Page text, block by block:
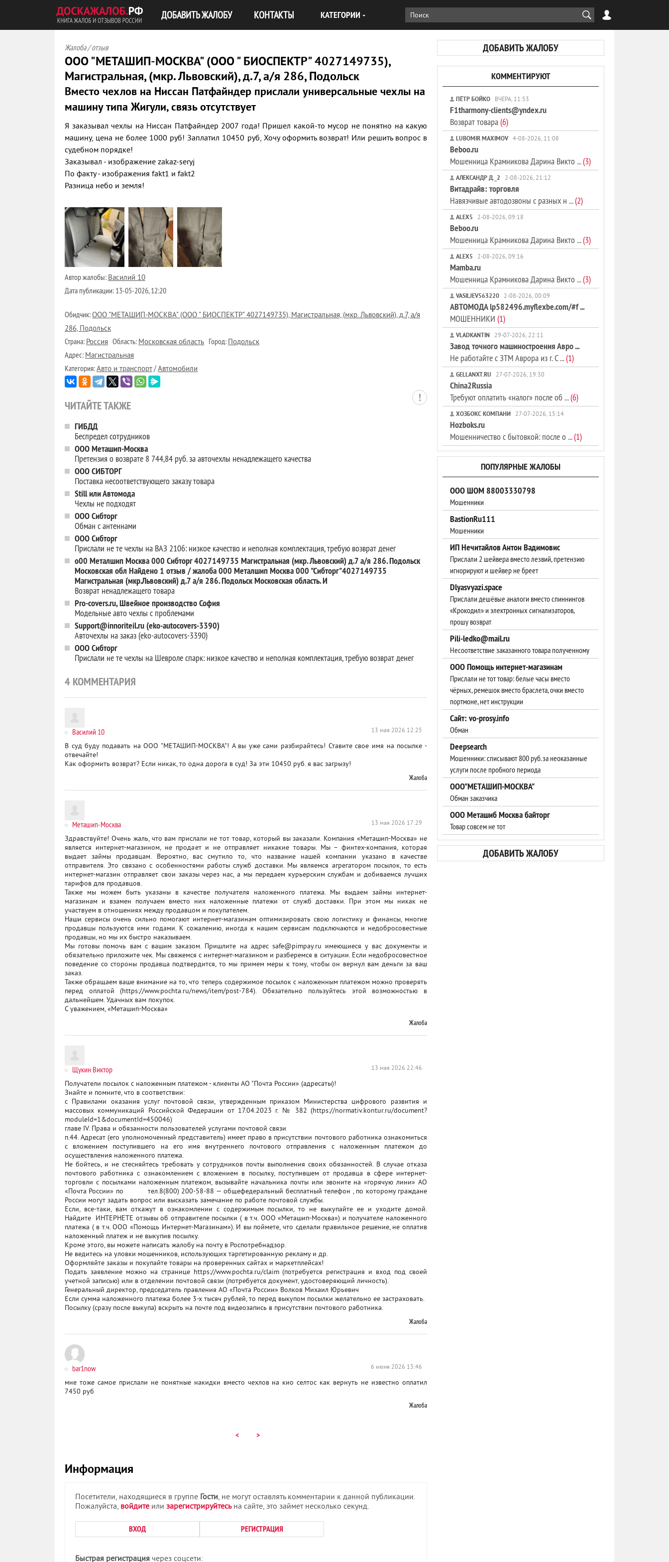
ДОБАВИТЬ ЖАЛОБУ КОНТАКТЫ КАТЕГОРИИ
ДОБАВИТЬ ЖАЛОБУ
Жалоба / отзыв
ООО "МЕТАШИП-МОСКВА" (ООО " БИОСПЕКТР" 4027149735),
Магистральная, (мкр. Львовский), д.7, а/я 286, Подольск
Вместо чехлов на Ниссан Патфайндер прислали универсальные чехлы на
машину типа Жигули, связь отсутствует
Я заказывал чехлы на Ниссан Патфайндер 2007 года! Пришел какой-то мусор не понятно на какую
машину, цена не более 1000 руб! Заплатил 10450 руб, Хочу оформить возврат! Или решить вопрос в
судебном порядке!
Заказывал - изображение zakaz-seryj
По факту - изображения fakt1 и fakt2
Разница небо и земля!
Автор жалобы:Василий 10
Дата публикации: 13-05-2026, 12:20
Обидчик:ООО "МЕТАШИП-МОСКВА" (ООО " БИОСПЕКТР" 4027149735), Магистральная, (мкр. Львовский), д.7, а/я
286, Подольск
Страна:Россия Область:Московская область Город:Подольск
Адрес:Магистральная
Категория:Авто и транспорт/Автомобили
ЧИТАЙТЕ ТАКЖЕ
ГИБДД
Беспредел сотрудников
ООО Меташип-Москва
Претензия о возврате 8 744,84 руб. за авточехлы ненадлежащего качества
ООО СИБТОРГ
Поставка несоответствующего заказу товара
Still или Автомода
Чехлы не подходят
ООО Сибторг
Обман с антеннами
ООО Сибторг
Прислали не те чехлы на ВАЗ 2106: низкое качество и неполная комплектация, требую возврат денег
о00 Металшип Москва 000 Сибторг 4027149735 Магистральная (мкр. Львовский) д.7 а/я 286. Подольск
Московская обл Найдено 1 отзыв / жалоба 000 Металшип Москва 000 "Сибторг"4027149735
Магистральная (мкр.Львовский) д.7 а/я 286. Подольск Московская область. И
Возврат ненадлежащего товара
Pro-covers.ru, Швейное производство София
Модельные авто чехлы с проблемами
Support@innoriteil.ru (eko-autocovers-3390)
Авточехлы на заказ (eko-autocovers-3390)
ООО Сибторг
Прислали не те чехлы на Шевроле спарк: низкое качество и неполная комплектация, требую возврат денег
4 КОММЕНТАРИЯ
Василий 10 13 мая 2026 12:25
В суд буду подавать на ООО "МЕТАШИП-МОСКВА"! А вы уже сами разбирайтесь! Ставите свое имя на посылке -
отвечайте!
Как оформить возврат? Если никак, то одна дорога в суд! За эти 10450 руб. я вас загрызу!
Жалоба
Меташип-Москва 13 мая 2026 17:29
Здравствуйте! Очень жаль, что вам прислали не тот товар, который вы заказали. Компания «Меташип-Москва» не
является интернет-магазином, не продает и не отправляет никакие товары. Мы – финтех-компания, которая
выдает займы продавцам. Вероятно, вас смутило то, что название нашей компании указано в качестве
отправителя. Это связано с особенностями работы служб доставки. Мы являемся агрегатором посылок, то есть
интернет-магазин отправляет свои заказы через нас, а мы передаем курьерским службам и добиваемся лучших
тарифов для продавцов.
Также мы можем быть указаны в качестве получателя наложенного платежа. Мы выдаем займы интернет-
магазинам и взамен получаем вместо них наложенные платежи от служб доставки. При этом мы никак не
участвуем в отношениях между продавцом и покупателем.
Наши сервисы очень сильно помогают интернет-магазинам оптимизировать свою логистику и финансы, многие
продавцы пользуются ими годами. К сожалению, иногда к нашим сервисам подключаются и недобросовестные
продавцы, но мы их быстро наказываем.
Мы готовы помочь вам с вашим заказом. Пришлите на адрес safe@pimpay.ru имеющиеся у вас документы и
обязательно приложите чек. Мы свяжемся с интернет-магазином и разберемся в ситуации. Если недобросовестное
поведение со стороны продавца подтвердится, то мы примем меры к тому, чтобы он вернул вам деньги за ваш
заказ.
Также обращаем ваше внимание на то, что теперь содержимое посылок с наложенным платежом можно проверять
перед оплатой (https://www.pochta.ru/news/item/post-784). Обязательно пользуйтесь этой возможностью в
дальнейшем. Удачных вам покупок.
С уважением, «Меташип-Москва»
Жалоба
Щукин Виктор 13 мая 2026 22:46
Получатели посылок с наложенным платежом - клиенты АО "Почта России» (адресаты)!
Знайте и помните, что в соответствии:
с Правилами оказания услуг почтовой связи, утвержденным приказом Министерства цифрового развития и
массовых коммуникаций Российской Федерации от 17.04.2023 г. № 382 (https://normativ.kontur.ru/document?
moduleId=1&documentId=450046)
главе IV. Права и обязанности пользователей услугами почтовой связи
п.44. Адресат (его уполномоченный представитель) имеет право в присутствии почтового работника ознакомиться
с вложением поступившего на его имя внутреннего почтового отправления с наложенным платежом до
осуществления наложенного платежа.
Не бойтесь, и не стесняйтесь требовать у сотрудников почты выполнения своих обязанностей. В случае отказа
почтового работника с ознакомлением с вложением в посылку, поступившем от продавца в сфере интернет-
торговли с посылками наложенным платежом, вызывайте начальника почты или звоните на «горячую лини» АО
«Почта России» по тел.8(800) 200-58-88 — общефедеральный бесплатный телефон , по которому граждане
России могут задать вопрос или высказать замечание по работе почтовой службы.
Если, все-таки, вам откажут в ознакомлении с содержимым посылки, то не выкупайте ее и уходите домой.
Найдите ИНТЕРНЕТЕ отзывы об отправителе посылки ( в т.ч. ООО «Меташип-Москва») и получателе наложенного
платежа ( в т.ч. ООО «Помощь Интернет-Магазинам»). И вы поймете, что сделали правильное решение, не оплатив
наложенный платеж и не выкупив посылку.
Кроме этого, вы можете написать жалобу на почту в Роспотребнадзор.
Не ведитесь на уловки мошенников, использующих таргетированную рекламу и др.
Оформляйте заказы и покупайте товары на проверенных сайтах и маркетплейсах!
Подать заявление можно на странице https://www.pochta.ru/claim (потребуется регистрация и вход под своей
учетной записью) или в отделении почтовой связи (потребуется документ, удостоверяющий личность).
Генеральный директор, председатель правления АО «Почта России» Волков Михаил Юрьевич
Если сумма наложенного платежа более 3-х тысяч рублей, то перед выкупом посылки желательно ее застраховать.
Посылку (сразу после выкупа) вскрыть на почте под видеозапись в присутствии почтового работника.
Жалоба
bar1now 6 июня 2026 13:46
мне тоже самое прислали не понятные накидки вместо чехлов на кио селтос как вернуть не известно оплатил
7450 руб
Жалоба
< >
Информация
Посетители, находящиеся в группе Гости, не могут оставлять комментарии к данной публикации.
Пожалуйста, войдите или зарегистрируйтесьна сайте, это займет несколько секунд.
ВХОД РЕГИСТРАЦИЯ
Быстрая регистрация через соцсети:
КОММЕНТИРУЮТ
ПЁТР БОЙКО ВЧЕРА, 11:53
F1tharmony-clients@yndex.ru
Возврат товара(6)
LUBOMIR MAXIMOV 4-08-2026, 11:08
Beboo.ru
Мошенница Крамникова Дарина Викто ...(3)
АЛЕКСАНДР Д._2 2-08-2026, 21:12
Витадрайв: торговля
Навязчивые автодозвоны с разных н ...(2)
ALEX5 2-08-2026, 09:18
Beboo.ru
Мошенница Крамникова Дарина Викто ...(3)
ALEX5 2-08-2026, 09:16
Mamba.ru
Мошенница Крамникова Дарина Викто ...(3)
VASILJEV563220 2-08-2026, 00:09
АВТОМОДА lp582496.myflexbe.com/#f ...
МОШЕННИКИ (1)
VLADKANTIN 29-07-2026, 22:11
Завод точного машиностроения Авро ...
Не работайте с ЗТМ Аврора из г. С ...(1)
GELLANXT.RU 27-07-2026, 19:30
China2Russia
Требуют оплатить «налог» после об ...(6)
ХОЗБОКС КОМПАНИ 27-07-2026, 15:14
Hozboks.ru
Мошенничество с бытовкой: после о ...(1)
ПОПУЛЯРНЫЕ ЖАЛОБЫ
ООО ШОМ 88003330798
Мошенники
BastionRu111
Мошенники
ИП Нечитайлов Антон Вадимовис
Прислали 2 шейвера вместо лезвий, претензию
игнорируют и шейвер не бреет
Dlyasvyazi.space
Прислали дешёвые аналоги вместо спиннингов
«Крокодил» и электронных сигнализаторов,
прошу возврат
Pili-ledko@mail.ru
Несоответствие заказанного товара полученному
ООО Помощь интернет-магазинам
Прислали не тот товар: белые часы вместо
чёрных, ремешок вместо браслета, очки вместо
портмоне, нет инструкции
Cайт: vo-prosy.info
Обман
Deepsearch
Мошенники: списывают 800 руб. за неоказанные
услуги после пробного периода
ООО"МЕТАШИП-МОСКВА"
Обман заказчика
ООО Меташиб Москва байторг
Товар совсем не тот
ДОБАВИТЬ ЖАЛОБУ